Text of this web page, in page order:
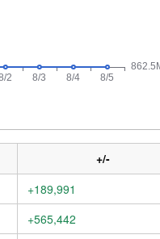
+/-
+189,991
+565,442